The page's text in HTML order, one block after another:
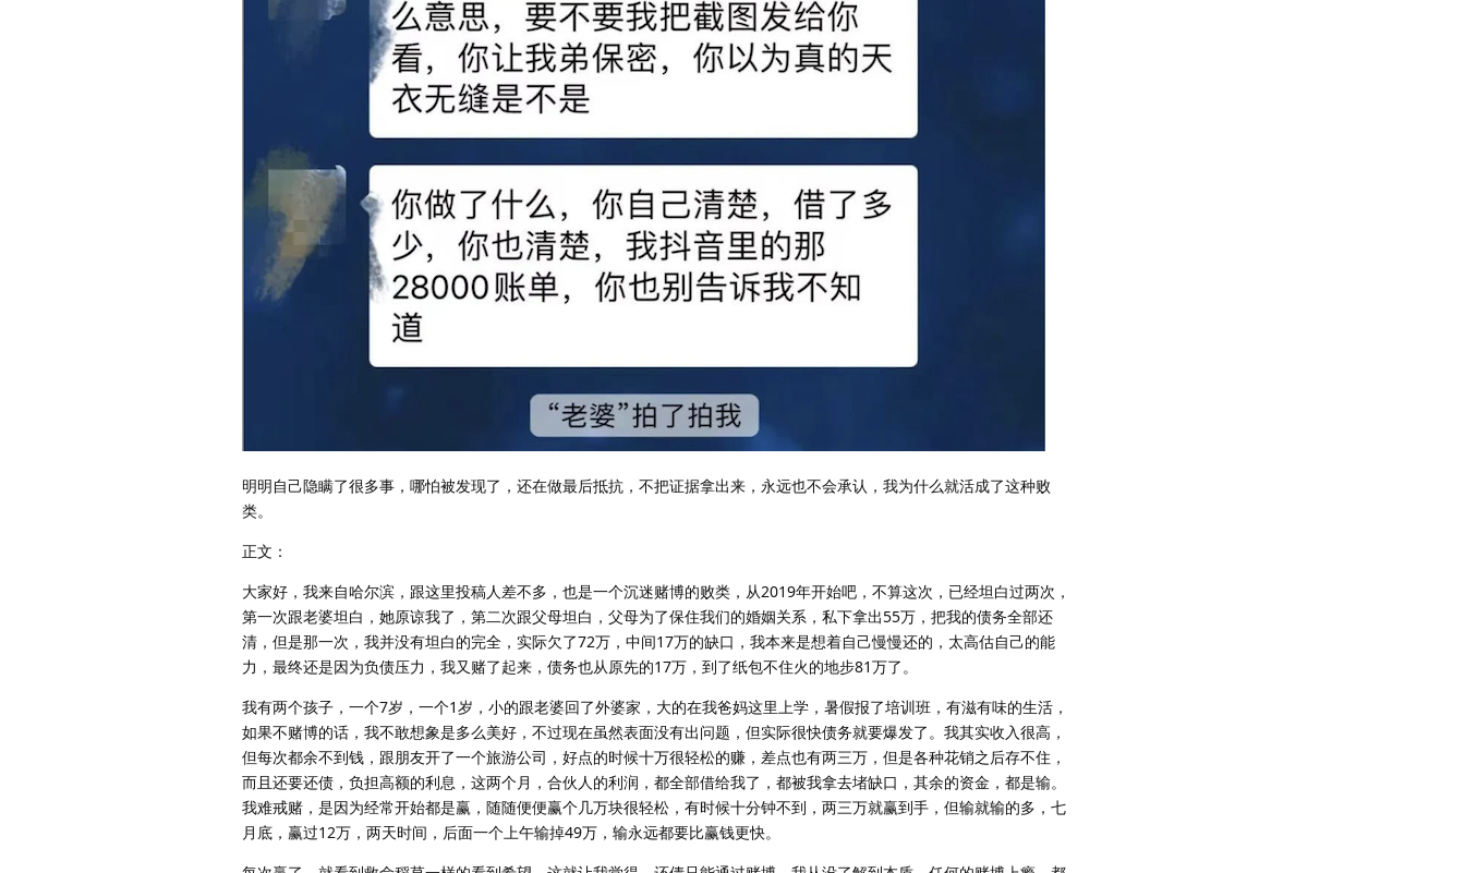
明明自己隐瞒了很多事，哪怕被发现了，还在做最后抵抗，不把证据拿出来，永远也不会承认，我为什么就活成了这种败
类。
正文：
大家好，我来自哈尔滨，跟这里投稿人差不多，也是一个沉迷赌博的败类，从2019年开始吧，不算这次，已经坦白过两次，
第一次跟老婆坦白，她原谅我了，第二次跟父母坦白，父母为了保住我们的婚姻关系，私下拿出55万，把我的债务全部还
清，但是那一次，我并没有坦白的完全，实际欠了72万，中间17万的缺口，我本来是想着自己慢慢还的，太高估自己的能
力，最终还是因为负债压力，我又赌了起来，债务也从原先的17万，到了纸包不住火的地步81万了。
我有两个孩子，一个7岁，一个1岁，小的跟老婆回了外婆家，大的在我爸妈这里上学，暑假报了培训班，有滋有味的生活，
如果不赌博的话，我不敢想象是多么美好，不过现在虽然表面没有出问题，但实际很快债务就要爆发了。我其实收入很高，
但每次都余不到钱，跟朋友开了一个旅游公司，好点的时候十万很轻松的赚，差点也有两三万，但是各种花销之后存不住，
而且还要还债，负担高额的利息，这两个月，合伙人的利润，都全部借给我了，都被我拿去堵缺口，其余的资金，都是输。
我难戒赌，是因为经常开始都是赢，随随便便赢个几万块很轻松，有时候十分钟不到，两三万就赢到手，但输就输的多，七
月底，赢过12万，两天时间，后面一个上午输掉49万，输永远都要比赢钱更快。